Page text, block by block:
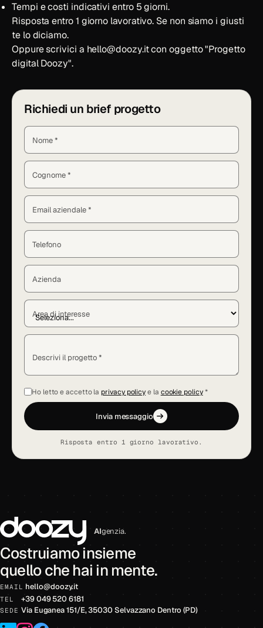
Tempi e costi indicativi entro 5 giorni.
Risposta entro 1 giorno lavorativo. Se non siamo i giusti
te lo diciamo.
Oppure scrivici a hello@doozy.itcon oggetto "Progetto
digital Doozy".
Richiedi un brief progetto
Nome *
Cognome *
Email aziendale *
Telefono
Azienda
Area di interesse
Descrivi il progetto *
Ho letto e accetto la privacy policye la cookie policy*
Invia messaggio
Risposta entro 1 giorno lavorativo.
AIgenzia.
Costruiamo insieme
quello che hai in mente.
EMAIL hello@doozy.it
TEL +39 049 520 6181
SEDE Via Euganea 151/E, 35030 Selvazzano Dentro (PD)